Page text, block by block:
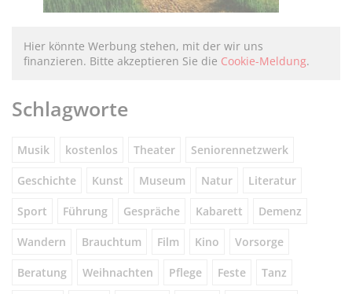
Hier könnte Werbung stehen, mit der wir uns
finanzieren. Bitte akzeptieren Sie die Cookie-Meldung.
Schlagworte
Musik kostenlos Theater Seniorennetzwerk
Geschichte Kunst Museum Natur Literatur
Sport Führung Gespräche Kabarett Demenz
Wandern Brauchtum Film Kino Vorsorge
Beratung Weihnachten Pflege Feste Tanz